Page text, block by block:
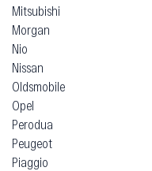
Mitsubishi
Morgan
Nio
Nissan
Oldsmobile
Opel
Perodua
Peugeot
Piaggio